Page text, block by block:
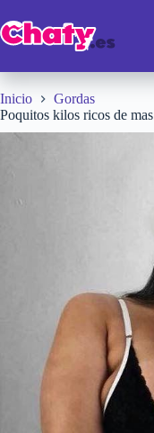
al
contenido
Inicio
Gordas
Poquitos kilos ricos de mas